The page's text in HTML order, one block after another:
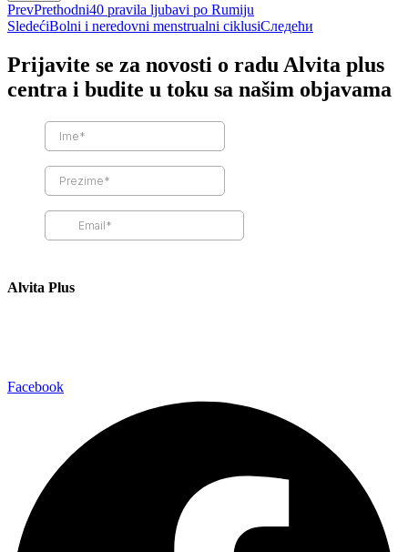
PrevPrethodni40 pravila ljubavi po Rumiju
SledećiBolni i neredovni menstrualni ciklusiСледећи
Prijavite se za novosti o radu Alvita plus
centra i budite u toku sa našim objavama
Alvita Plus
Facebook